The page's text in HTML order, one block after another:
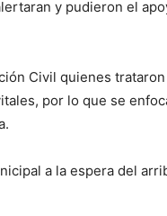
y pudieron el
Civil quienes
por lo que se
a la espera del